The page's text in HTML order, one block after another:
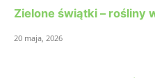
Zielone świątki – rośliny
20 maja, 2026